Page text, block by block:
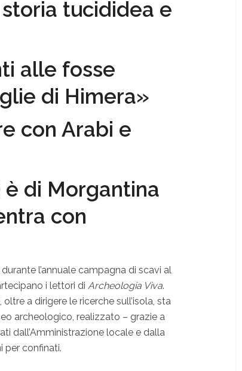
tucididea e
alle fosse
di Himera»
con Arabi e
è di Morgantina
con
l’annuale campagna di scavi al
i lettori di Archeologia Viva.
a dirigere le ricerche sull’isola, sta
archeologico, realizzato – grazie a
dall’Amministrazione locale e dalla
per confinati.